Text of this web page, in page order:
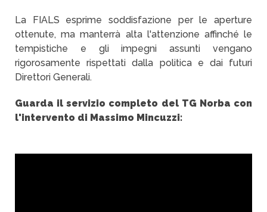
La FIALS esprime soddisfazione per le aperture
ottenute, ma manterrà alta l'attenzione affinché le
tempistiche e gli impegni assunti vengano
rigorosamente rispettati dalla politica e dai futuri
Direttori Generali.
Guarda il servizio completo del TG Norba con
l'intervento di Massimo Mincuzzi: